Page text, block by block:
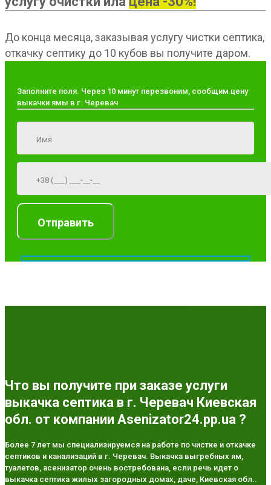
До конца месяца, заказывая услугу чистки септика,
откачку септику до 10 кубов вы получите даром.
Заполните поля. Через 10 минут перезвоним, сообщим цену
выкачки ямы в г. Черевач
Что вы получите при заказе услуги
выкачка септика в г. Черевач Киевская
обл. от компании Asenizator24.pp.ua ?
Более 7 лет мы специализируемся на работе по чистке и откачке
септиков и канализаций в г. Черевач. Выкачка выгребных ям,
туалетов, асенизатор очень востребована, если речь идет о
выкачка септика жилых загородных домах, даче, Киевская обл..